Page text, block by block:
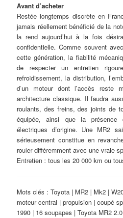
Avant d’acheter
Restée longtemps discrète en
jamais réellement bénéficié de la
la rend aujourd’hui à la fois
confidentielle. Comme souvent
cette génération, la fiabilité
de respecter un entretien
refroidissement, la distribution,
d’un moteur dont l’accès reste
architecture classique. Il faudra
roulants, des freins, des joints de
équipée, ainsi que la présence
électriques d’origine. Une MR2
sérieusement constitue en
rouler différemment avec une vraie
Entretien : tous les 20 000 km ou
Mots clés : Toyota | MR2 | Mk2 |
moteur central | propulsion | coupé
1990 | 16 soupapes | Toyota MR2